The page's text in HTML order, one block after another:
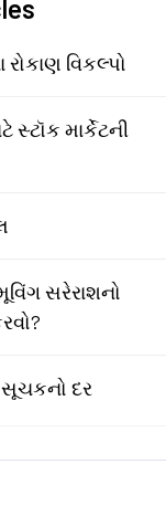
રોકાણ વિકલ્પો
માર્કેટની
સરેરાશનો
દર